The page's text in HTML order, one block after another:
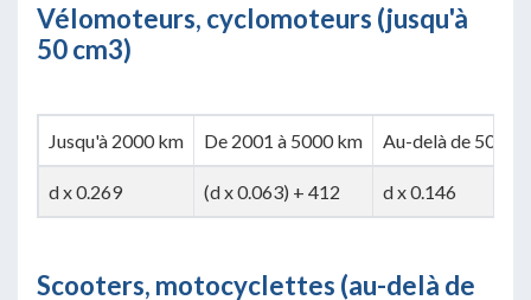
Vélomoteurs, cyclomoteurs (jusqu'à
50 cm3)
Jusqu'à 2000 km De 2001 à 5000 km Au-delà de 5000
d x 0.269 (d x 0.063) + 412 d x 0.146
Scooters, motocyclettes (au-delà de